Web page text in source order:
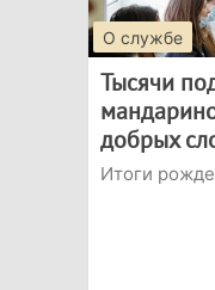
О службе
Тысячи
добрых
Итоги